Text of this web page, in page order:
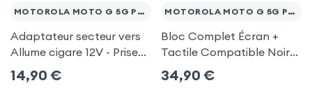
MOTOROLA MOTO G 5G PLUS
Adaptateur secteur vers
Allume cigare 12V - Prise
220V Noir
14,90 €
MOTOROLA MOTO G 5G PLUS
Bloc Complet Écran +
Tactile Compatible Noir
pour Motorola Moto G 5G
Plus
34,90 €